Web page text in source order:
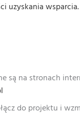
uzyskania wsparcia.
są na stronach
do projektu i